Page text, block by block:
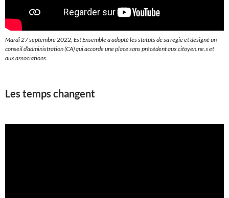
Mardi 27 septembre 2022, Est Ensemble a adopté les statuts de sa régie et désigné un
conseil d’administration (CA) qui accorde une place sans précédent aux citoyen.ne.s et
aux associations.
Les temps changent